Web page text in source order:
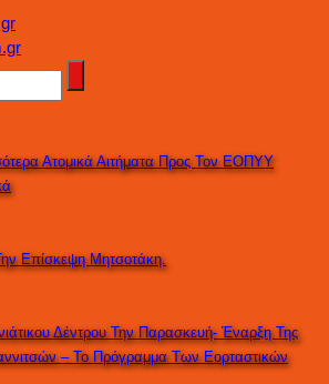
Ατομικά Αιτήματα Προς Τον ΕΟΠΥΥ
Επίσκεψη Μητσοτάκη.
Δέντρου Την Παρασκευή- Έναρξη Της
– Το Πρόγραμμα Των Εορταστικών